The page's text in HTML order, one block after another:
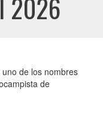
2026
de los nombres
de